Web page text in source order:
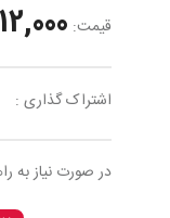
قیمت: 12,000 تومان
اشتراک گذاری :
در صورت نیاز به